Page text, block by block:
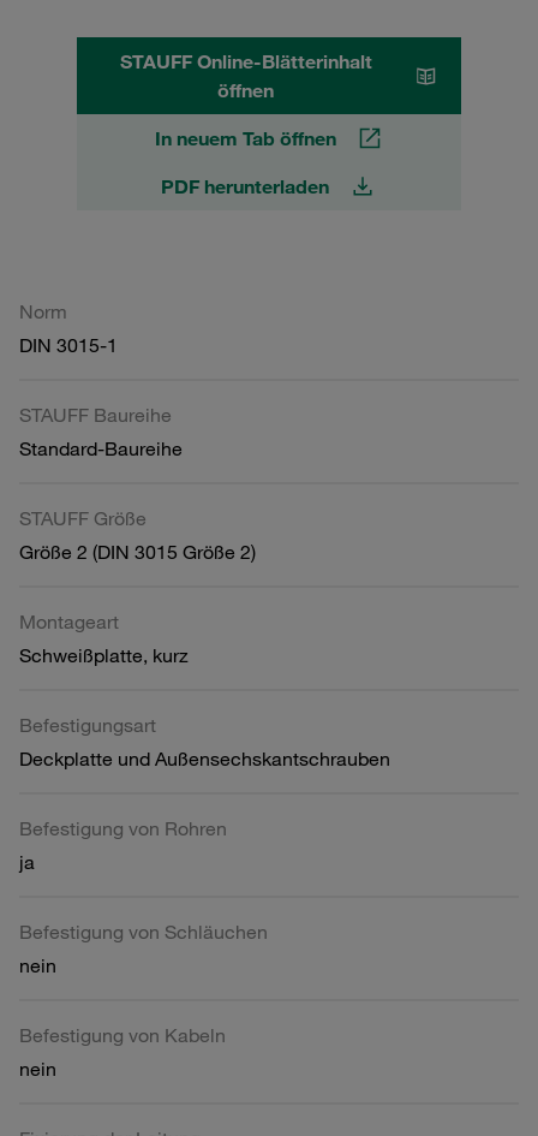
STAUFF Online-Blätterinhalt
öffnen
In neuem Tab öffnen
PDF herunterladen
Norm
DIN 3015-1
STAUFF Baureihe
Standard-Baureihe
STAUFF Größe
Größe 2 (DIN 3015 Größe 2)
Montageart
Schweißplatte, kurz
Befestigungsart
Deckplatte und Außensechskantschrauben
Befestigung von Rohren
ja
Befestigung von Schläuchen
nein
Befestigung von Kabeln
nein